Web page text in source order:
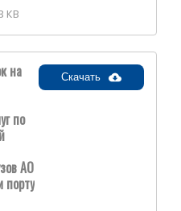
KB
на
по
АО
порту
Скачать